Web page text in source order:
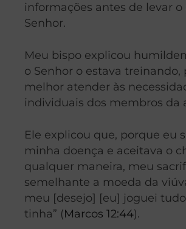
informações antes de levar o
Senhor.
Meu bispo explicou
o Senhor o estava treinando,
melhor atender às
individuais dos membros da
Ele explicou que, porque eu
minha doença e aceitava o
qualquer maneira, meu
semelhante a moeda da
meu [desejo] [eu] joguei
tinha” (Marcos 12:44).